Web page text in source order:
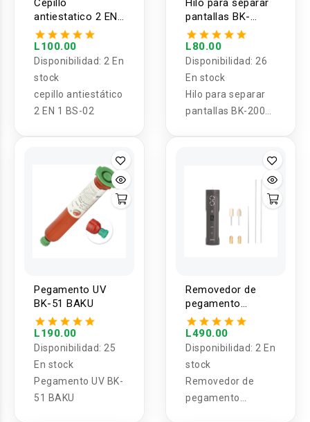
Cepillo
antiestatico 2 EN
1 BS-02 BAKU
L100.00
Disponibilidad: 2 En
stock
cepillo antiestático
2 EN 1 BS-02
Hilo para separar
pantallas BK-
200m 0.08mm
BAKU
L80.00
Disponibilidad: 26
En stock
Hilo para separar
pantallas BK-200m
Pegamento UV
BK-51 BAKU
L190.00
Disponibilidad: 25
En stock
Pegamento UV BK-
51 BAKU
Removedor de
pegamento
electrico BK-R12
BAKU
L490.00
Disponibilidad: 2 En
stock
Removedor de
pegamento